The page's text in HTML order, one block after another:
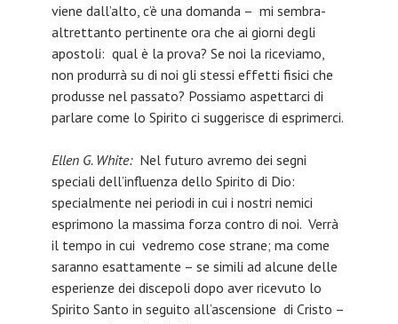
viene dall’alto, c’è una domanda – mi sembra-
altrettanto pertinente ora che ai giorni degli
apostoli: qual è la prova? Se noi la riceviamo,
non produrrà su di noi gli stessi effetti fisici che
produsse nel passato? Possiamo aspettarci di
parlare come lo Spirito ci suggerisce di esprimerci.
Ellen G. White: Nel futuro avremo dei segni
speciali dell’influenza dello Spirito di Dio:
specialmente nei periodi in cui i nostri nemici
esprimono la massima forza contro di noi. Verrà
il tempo in cui vedremo cose strane; ma come
saranno esattamente – se simili ad alcune delle
esperienze dei discepoli dopo aver ricevuto lo
Spirito Santo in seguito all’ascensione di Cristo –